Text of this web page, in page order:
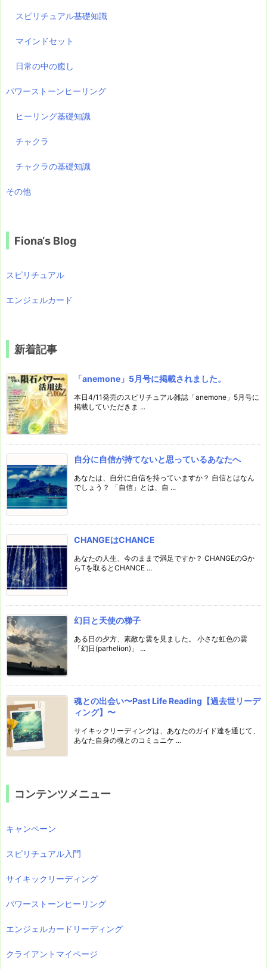
スピリチュアル基礎知識
マインドセット
日常の中の癒し
パワーストーンヒーリング
ヒーリング基礎知識
チャクラ
チャクラの基礎知識
その他
Fiona‘s Blog
スピリチュアル
エンジェルカード
新着記事
「anemone」5月号に掲載されました。
本日4/11発売のスピリチュアル雑誌「anemone」5月号に
掲載していただきま ...
自分に自信が持てないと思っているあなたへ
あなたは、自分に自信を持っていますか？ 自信とはなん
でしょう？ 「自信」とは、自 ...
CHANGEはCHANCE
あなたの人生、今のままで満足ですか？ CHANGEのGか
らTを取るとCHANCE ...
幻日と天使の梯子
ある日の夕方、素敵な雲を見ました。 小さな虹色の雲
「幻日(parhelion)」 ...
魂との出会い〜Past Life Reading【過去世リーデ
ィング】〜
サイキックリーディングは、あなたのガイド達を通じて、
あなた自身の魂とのコミュニケ ...
コンテンツメニュー
キャンペーン
スピリチュアル入門
サイキックリーディング
パワーストーンヒーリング
エンジェルカードリーディング
クライアントマイページ